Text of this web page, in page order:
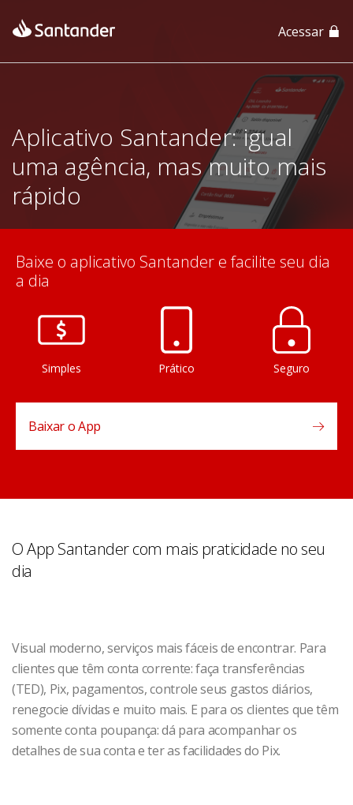
App Santander Acessar
Aplicativo Santander: igual
uma agência, mas muito mais
rápido
Baixe o aplicativo Santander e facilite seu dia
a dia
Simples Prático Seguro
Baixar o App
O App Santander com mais praticidade no seu
dia
Visual moderno, serviços mais fáceis de encontrar. Para
clientes que têm conta corrente: faça transferências
(TED), Pix, pagamentos, controle seus gastos diários,
renegocie dívidas e muito mais. E para os clientes que têm
somente conta poupança: dá para acompanhar os
detalhes de sua conta e ter as facilidades do Pix.